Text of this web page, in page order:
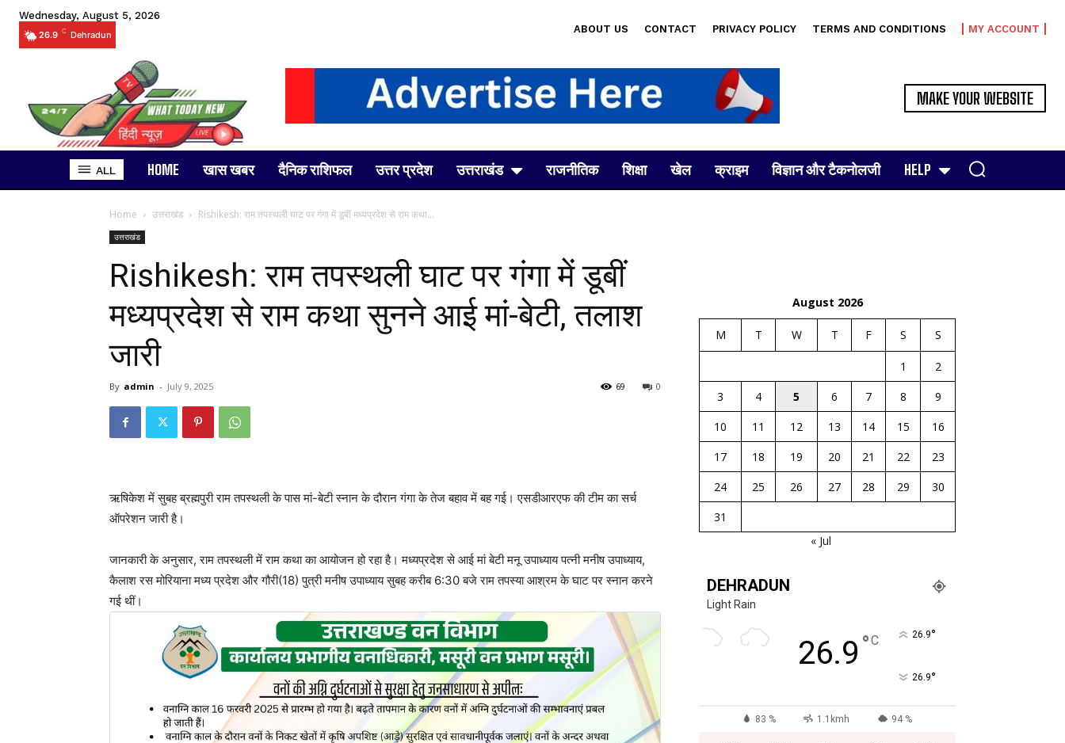
Wednesday, August 5, 2026
26.9 C Dehradun ABOUT US CONTACT PRIVACY POLICY TERMS AND CONDITIONS MY ACCOUNT
MAKE YOUR WEBSITE
ALL HOME खास खबर दैनिक राशिफल उत्तर प्रदेश उत्तराखंड राजनीतिक शिक्षा खेल क्राइम विज्ञान और टैकनोलजी HELP
Home उत्तराखंड Rishikesh: राम तपस्थली घाट पर गंगा में डूबीं मध्यप्रदेश से राम कथा...
उत्तराखंड
Rishikesh: राम तपस्थली घाट पर गंगा में डूबीं
मध्यप्रदेश से राम कथा सुनने आई मां-बेटी, तलाश
जारी
By admin - July 9, 2025 0
69
ऋषिकेश में सुबह ब्रह्मपुरी राम तपस्थली के पास मां-बेटी स्नान के दौरान गंगा के तेज बहाव में बह गई। एसडीआरएफ की टीम का सर्च
ऑपरेशन जारी है।
जानकारी के अनुसार, राम तपस्थली में राम कथा का आयोजन हो रहा है। मध्यप्रदेश से आई मां बेटी मनू उपाध्याय पत्नी मनीष उपाध्याय,
कैलाश रस मोरियाना मध्य प्रदेश और गौरी(18) पुत्री मनीष उपाध्याय सुबह करीब 6:30 बजे राम तपस्या आश्रम के घाट पर स्नान करने
गई थीं।
August 2026
M T W T F S S
1
2
3
4 5 6 7 8
9
10
11 12 13 14 15
16
17
18 19 20 21 22
23
24
25 26 27 28 29
30
31
« Jul
DEHRADUN
Light Rain
26.9 °C 26.9°
26.9°
83 % 1.1kmh 94 %